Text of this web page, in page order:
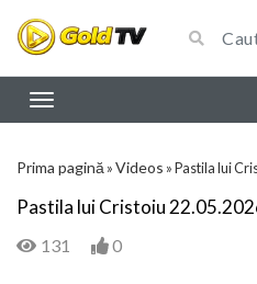
Prima pagină »Videos »Pastila lui
Pastila lui Cristoiu
131 0